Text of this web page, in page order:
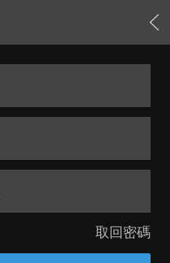
取回密碼